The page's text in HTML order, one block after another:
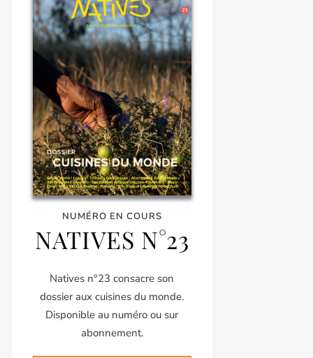
NUMÉRO EN COURS
NATIVES N°23
Natives n°23 consacre son
dossier aux cuisines du monde.
Disponible au numéro ou sur
abonnement.